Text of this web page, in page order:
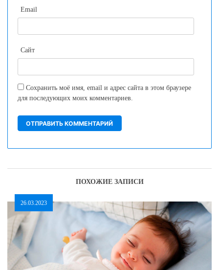
Email
Сайт
Сохранить моё имя, email и адрес сайта в этом браузере
для последующих моих комментариев.
ПОХОЖИЕ ЗАПИСИ
26.03.2023